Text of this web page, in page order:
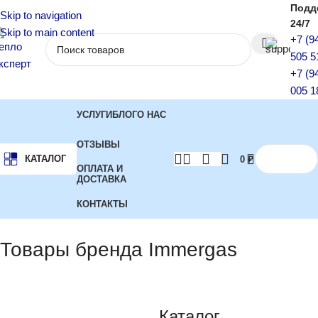
Skip to navigation
Skip to main content
24/7
+7
505
+7
005
КАТАЛОГ
УСЛУГИБЛОГО НАС
ОТЗЫВЫ
ОПЛАТА И
ДОСТАВКА
КОНТАКТЫ
0 ₽
Товары бренда Immergas